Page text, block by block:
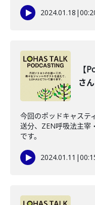
2024.01.18 |
【
さん
今回のポッドキャステ
送分、ZEN呼吸法主宰
です。
2024.01.11 |